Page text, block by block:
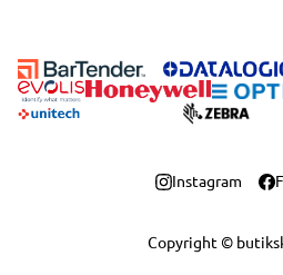
Copyright ©
Instagram